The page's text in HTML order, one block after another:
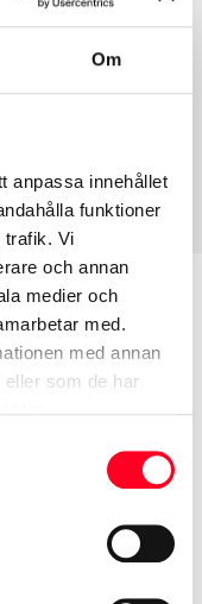
Om
anpassa innehållet
funktioner
trafik. Vi
och annan
medier och
med.
med annan
som de har
se om den fälg
kolla en extra
årens lopp och
hade ut från
Sök